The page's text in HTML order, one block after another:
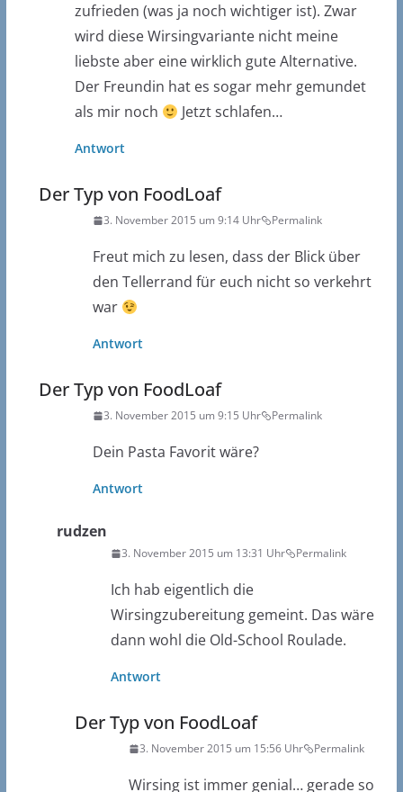
zufrieden (was ja noch wichtiger ist). Zwar
wird diese Wirsingvariante nicht meine
liebste aber eine wirklich gute Alternative.
Der Freundin hat es sogar mehr gemundet
als mir noch
Jetzt schlafen…
Antwort
Der Typ von FoodLoaf
3. November 2015 um 9:14 Uhr Permalink
Freut mich zu lesen, dass der Blick über
den Tellerrand für euch nicht so verkehrt
war
Antwort
Der Typ von FoodLoaf
3. November 2015 um 9:15 Uhr Permalink
Dein Pasta Favorit wäre?
Antwort
rudzen
3. November 2015 um 13:31 Uhr Permalink
Ich hab eigentlich die
Wirsingzubereitung gemeint. Das wäre
dann wohl die Old-School Roulade.
Antwort
Der Typ von FoodLoaf
3. November 2015 um 15:56 Uhr Permalink
Wirsing ist immer genial… gerade so